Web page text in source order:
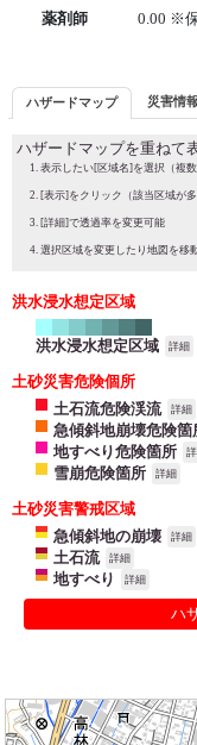
薬剤師 0.00 ※
ハザードマップ 災害情報
ハザードマップを重ねて
表示したい[区域名]を選択（複数
[表示]をクリック（該当区域が
[詳細]で透過率を変更可能
選択区域を変更したり地図を移
洪水浸水想定区域
洪水浸水想定区域 詳細
土砂災害危険個所
土石流危険渓流
詳細
急傾斜地崩壊危険箇
地すべり危険箇所
雪崩危険箇所 詳細
土砂災害警戒区域
急傾斜地の崩壊
詳細
土石流 詳細
地すべり 詳細
ハ